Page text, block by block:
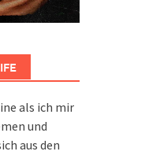
als ich mir
und
aus den